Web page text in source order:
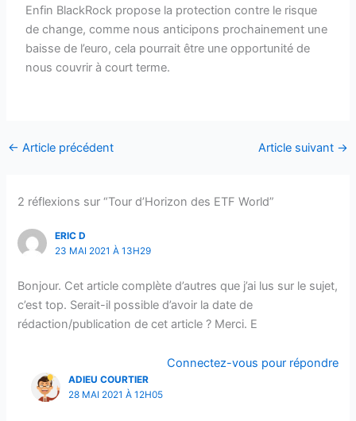
Enfin BlackRock propose la protection contre le risque
de change, comme nous anticipons prochainement une
baisse de l’euro, cela pourrait être une opportunité de
nous couvrir à court terme.
← Article précédent Article suivant →
2 réflexions sur “Tour d’Horizon des ETF World”
ERIC D
23 MAI 2021 À 13H29
Bonjour. Cet article complète d’autres que j’ai lus sur le sujet,
c’est top. Serait-il possible d’avoir la date de
rédaction/publication de cet article ? Merci. E
Connectez-vous pour répondre
ADIEU COURTIER
28 MAI 2021 À 12H05